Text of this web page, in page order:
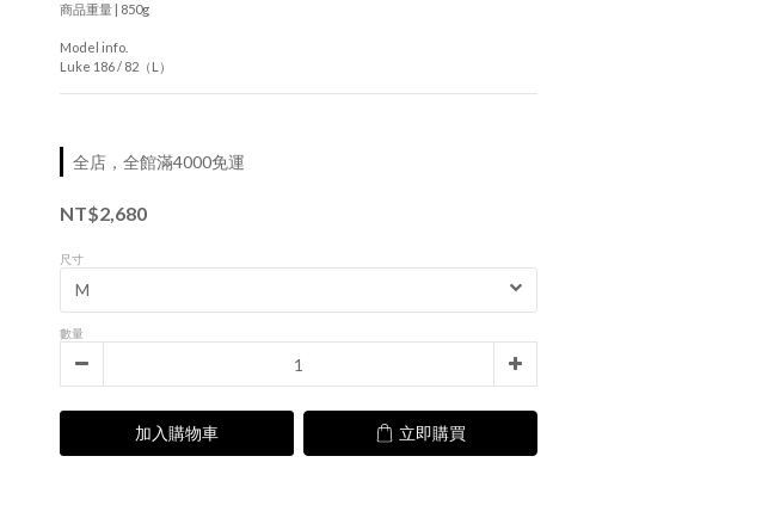
商品重量 | 850g
Model info.
Luke 186 / 82（L）
全店，全館滿4000免運
NT$2,680
尺寸
數量
加入購物車 立即購買